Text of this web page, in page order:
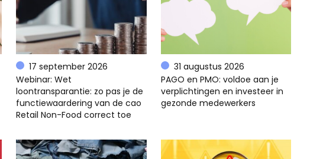
17 september 2026
Webinar: Wet
loontransparantie: zo pas je de
functiewaardering van de cao
Retail Non-Food correct toe
31 augustus 2026
PAGO en PMO: voldoe aan je
verplichtingen en investeer in
gezonde medewerkers